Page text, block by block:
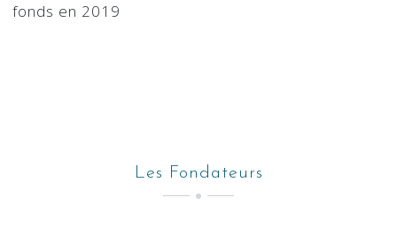
fonds en 2019
Les Fondateurs